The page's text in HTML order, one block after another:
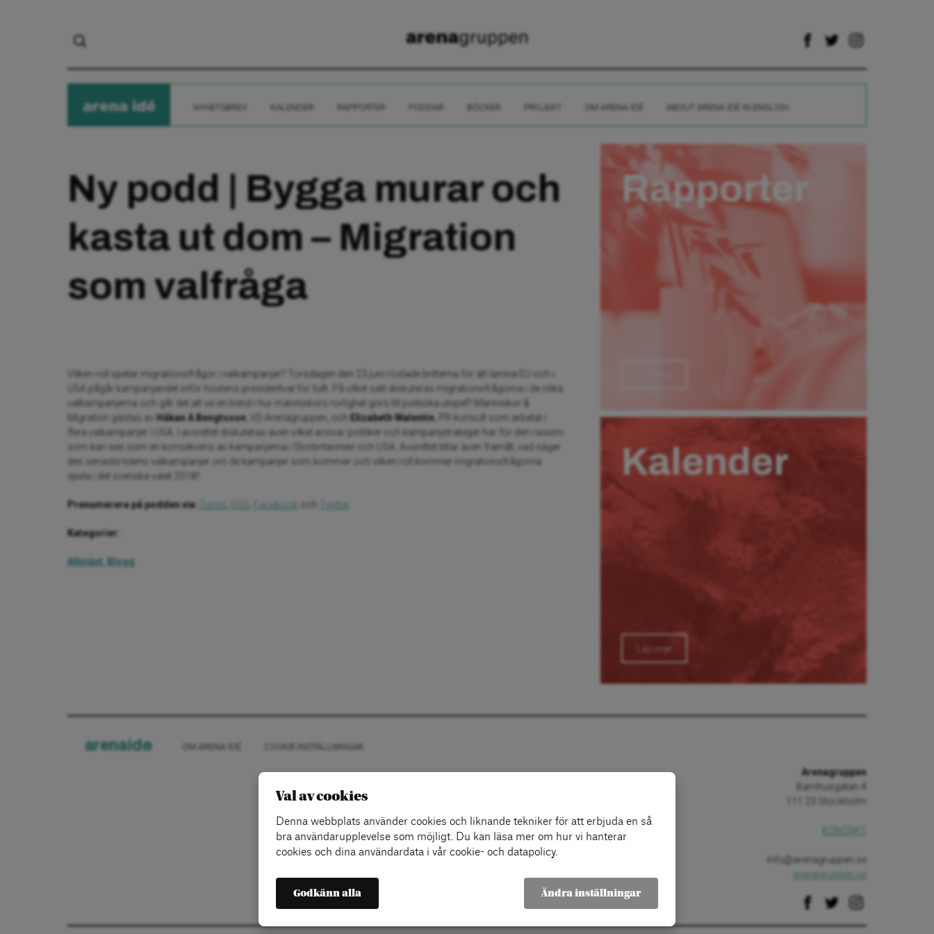
arenaide KALENDER RAPPORTER BÖCKER PROJEKT OM ARENA IDÉ ABOUT ARENA IDÉ IN ENGLISH
Ny podd | Bygga murar och
kasta ut dom – Migration
som valfråga
Vilken roll spelar migrationsfrågor i valkampanjer? Torsdagen den 23 juni röstade britterna för att lämna EU och i
USA pågår kampanjandet inför höstens presidentval för fullt. På vilket sätt diskuteras migrationsfrågorna i de olika
valkampanjerna och går det att se en trend i hur människors rörlighet görs till politiska utspel? Människor &
Migration gästas av Håkan A Bengtsson , VD Arenagruppen, och Elizabeth Walentin , PR-konsult som arbetat i
flera valkampanjer i USA. I avsnittet diskuteras även vilket ansvar politiker och kampanjstrateger har för den rasism
som kan ses som en konsekvens av kampanjerna i Storbritannien och USA. Avsnittet tittar även framåt, vad säger
den senaste tidens valkampanjer om de kampanjer som kommer och vilken roll kommer migrationsfrågorna
spela i det svenska valet 2018?
Prenumerera på podden via iTunes Facebook Twitter
Kategorier:
Allmänt Blogg
Rapporter
Kalender
Läs mer
arenaide OM ARENA IDÉ COOKIE-INSTÄLLNINGAR
Arenagruppen
Barnhusgatan 4
111 23 Stockholm
info@arenagruppen.se
arenagruppen.se
Val av cookies
Denna webbplats använder cookies och liknande tekniker för att erbjuda en så
bra användarupplevelse som möjligt. Du kan läsa mer om hur vi hanterar
cookies och dina användardata i vår cookie- och datapolicy.
Godkänn alla Ändra inställningar